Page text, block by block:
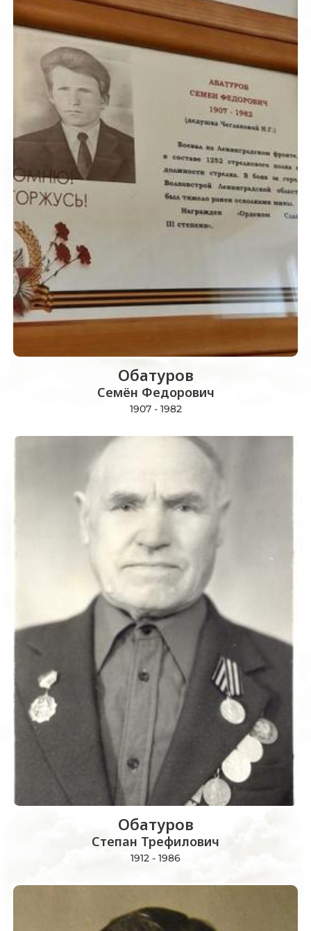
Обатуров
Семён Федорович
1907 - 1982
Обатуров
Степан Трефилович
1912 - 1986